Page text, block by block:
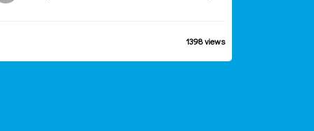
1398 views